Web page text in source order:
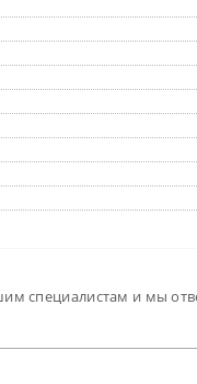
специалистам и мы